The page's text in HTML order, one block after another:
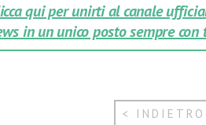
qui per unirti al canale
in un unico posto sempre con
< INDIETRO